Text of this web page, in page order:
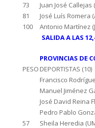
73
Juan José Callejas
81
José Luís Romera
100
Antonio Martínez
SALIDA A LAS
PROVINCIAS DE
PESO DEPORTISTAS (10)
Francisco
Manuel Jiménez
José David Reina
Pedro Pablo
57
Sheila Heredia